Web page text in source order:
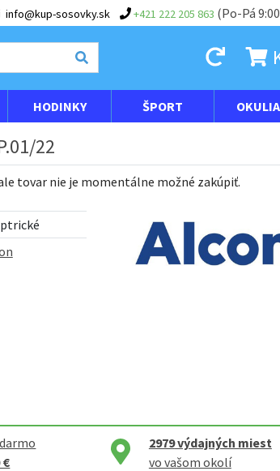
info@kup-sosovky.sk +421 222 205 863 (Po-Pá
HODINKY ŠPORT
22
tovar nie je momentálne možné zakúpiť.
€
2979výdajných miest
vo vašom okolí